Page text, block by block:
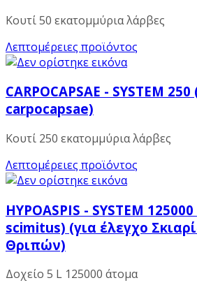
Κουτί 50 εκατομμύρια λάρβες
Λεπτομέρειες προϊόντος
CARPOCAPSAE - SYSTEM
carpocapsae)
Κουτί 250 εκατομμύρια λάρβες
Λεπτομέρειες προϊόντος
HYPOASPIS - SYSTEM
scimitus) (για έλεγχο
Θριπών)
Δοχείο 5 L 125000 άτομα